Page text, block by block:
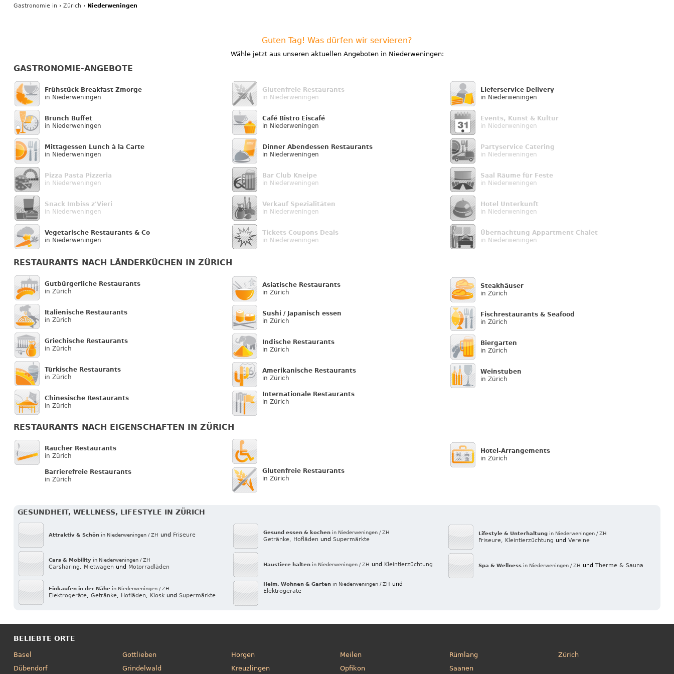
Gastronomiein › Zürich › Niederweningen
Guten Tag! Was dürfen wir servieren?
Wähle jetzt aus unseren aktuellen Angeboten in Niederweningen:
GASTRONOMIE-ANGEBOTE
Frühstück Breakfast Zmorge
in Niederweningen
Brunch Buffet
in Niederweningen
Mittagessen Lunch à la Carte
in Niederweningen
Pizza Pasta Pizzeria
in Niederweningen
Snack Imbiss z'Vieri
in Niederweningen
Vegetarische Restaurants & Co
in Niederweningen
Glutenfreie Restaurants
in Niederweningen
Café Bistro Eiscafé
in Niederweningen
Dinner Abendessen Restaurants
in Niederweningen
Bar Club Kneipe
in Niederweningen
Verkauf Speziali­täten
in Niederweningen
Tickets Coupons Deals
in Niederweningen
Lieferservice Delivery
in Niederweningen
Events, Kunst & Kultur
in Niederweningen
Partyservice Catering
in Niederweningen
Saal Räume für Feste
in Niederweningen
Hotel Unterkunft
in Niederweningen
Übernachtung Appartment Chalet
in Niederweningen
RESTAURANTS NACH LÄNDERKÜCHEN IN ZÜRICH
Gutbürgerliche Restaurants
in Zürich
Italienische Restaurants
in Zürich
Griechische Restaurants
in Zürich
Türkische Restaurants
in Zürich
Chinesische Restaurants
in Zürich
Asiatische Restaurants
in Zürich
Sushi / Japanisch essen
in Zürich
Indische Restaurants
in Zürich
Amerikanische Restaurants
in Zürich
Internationale Restaurants
in Zürich
Steakhäuser
in Zürich
Fischrestaurants & Seafood
in Zürich
Biergarten
in Zürich
Weinstuben
in Zürich
RESTAURANTS NACH EIGENSCHAFTEN IN ZÜRICH
Raucher Restaurants
in Zürich
Barrierefreie Restaurants
in Zürich
Glutenfreie Restaurants
in Zürich
Hotel-Arrangements
in Zürich
GESUNDHEIT, WELLNESS, LIFESTYLE IN ZÜRICH
Attraktiv & Schönin Niederweningen / ZH und Friseure
Cars & Mobilityin Niederweningen / ZH
Carsharing, Mietwagen und Motorradläden
Einkaufen in der Nähein Niederweningen / ZH
Elektrogeräte, Getränke, Hofläden, Kioskund Supermärkte
Gesund essen & kochen in Niederweningen / ZH
Getränke, Hofläden undSupermärkte
Haustiere halten in Niederweningen / ZH und Kleintierzüchtung
Heim, Wohnen & Garten in Niederweningen / ZH und
Elektrogeräte
Lifestyle & Unterhaltungin Niederweningen / ZH
Friseure, Kleintierzüchtung und Vereine
Spa & Wellnessin Niederweningen / ZH und Therme & Sauna
BELIEBTE ORTE
Basel
Dübendorf
Gottlieben
Grindelwald
Horgen
Kreuzlingen
Meilen
Opfikon
Rümlang
Saanen
Zürich